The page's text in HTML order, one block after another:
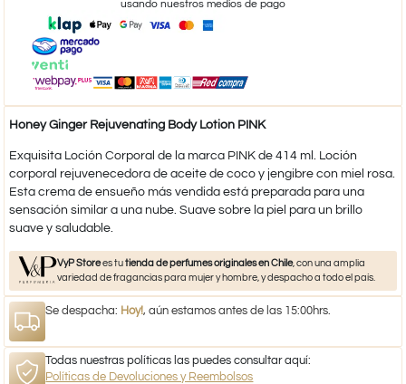
usando nuestros medios de pago
Honey Ginger Rejuvenating Body Lotion PINK
Exquisita Loción Corporal de la marca PINK de 414 ml. Loción
corporal rejuvenecedora de aceite de coco y jengibre con miel rosa.
Esta crema de ensueño más vendida está preparada para una
sensación similar a una nube. Suave sobre la piel para un brillo
suave y saludable.
VyP Storees tutienda de perfumes originales en Chile, con una amplia
variedad de fragancias para mujer y hombre, y despacho a todo el país.
Se despacha: Hoy!, aún estamos antes de las 15:00hrs.
Todas nuestras políticas las puedes consultar aquí:
Políticas de Devoluciones y Reembolsos